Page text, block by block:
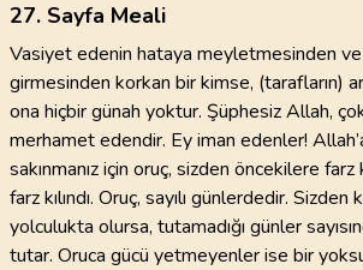
27. Sayfa Meali
Vasiyet edenin hataya meyletmesinden ve
girmesinden korkan bir kimse, (tarafların)
ona hiçbir günah yoktur. Şüphesiz Allah,
merhamet edendir. Ey iman edenler!
sakınmanız için oruç, sizden öncekilere farz
farz kılındı. Oruç, sayılı günlerdedir.
yolculukta olursa, tutamadığı günler
tutar. Oruca gücü yetmeyenler ise bir